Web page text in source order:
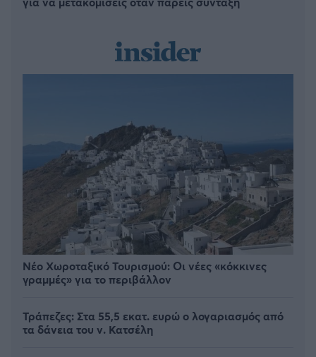
Νέο Χωροταξικό Τουρισμού: Οι νέες «κόκκινες
γραμμές» για το περιβάλλον
Τράπεζες: Στα 55,5 εκατ. ευρώ ο λογαριασμός από
τα δάνεια του ν. Κατσέλη